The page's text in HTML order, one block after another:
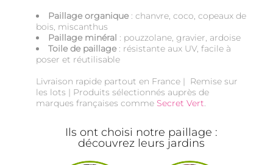
Paillage organique: chanvre, coco, copeaux de
bois, miscanthus
Paillage minéral : pouzzolane, gravier, ardoise
Toile de paillage: résistante aux UV, facile à
poser et réutilisable
Livraison rapide partout en France | Remise sur
les lots | Produits sélectionnés auprès de
marques françaises comme Secret Vert.
Ils ont choisi notre paillage :
découvrez leurs jardins